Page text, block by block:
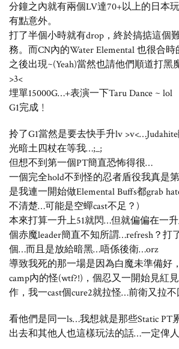
分鐘之內就有兩個LV達70+以上的日本
有點意外。
打了半個小時就有drop，終於搞掂這個
務。而CN內的Water Elemental 也很合
之後出現~(Yeah)當然也請他們順道打黑
>3<
埋單15000G…+表演一下Taru Dance ~ lol
G1完成﹗
拎了G1當然是要去快手升lv
光暗土四杖在等我…;_;
但想不到第一個PT簡直恐怖得很…
一個完全hold不到怪的忍者盾役我真是
是我連一開始做Elemental Buffs都grab
不清楚…可能是空蟬cast不足？)
本來打算一升上51就閃…但就偏偏在一
個赤魔leader簡直不知所謂…refresh？打
個…而且是放給暗黑…唔係後衛…orz
導致我死的那一場是因為白魔未準備好
camp內的怪(wtf?!)，個忍又一開始見紅
作，我一cast個cure2就拉怪…前衛又拉
看他們是同一ls…我想就是那些Static PT
出去和其他人也這樣玩法的話…一定俾